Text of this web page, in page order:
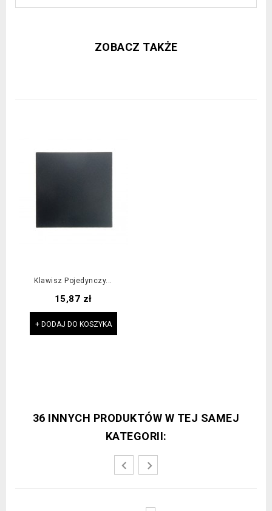
ZOBACZ TAKŻE
Klawisz Pojedynczy...
Cena
15,87 zł
+ DODAJ DO KOSZYKA
36 INNYCH PRODUKTÓW W TEJ SAMEJ
KATEGORII: